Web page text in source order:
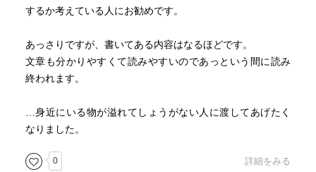
するか考えている人にお勧めです。
あっさりですが、書いてある内容はなるほどです。
文章も分かりやすくて読みやすいのであっという間に読み
終われます。
…身近にいる物が溢れてしょうがない人に渡してあげたく
なりました。
0 詳細をみる